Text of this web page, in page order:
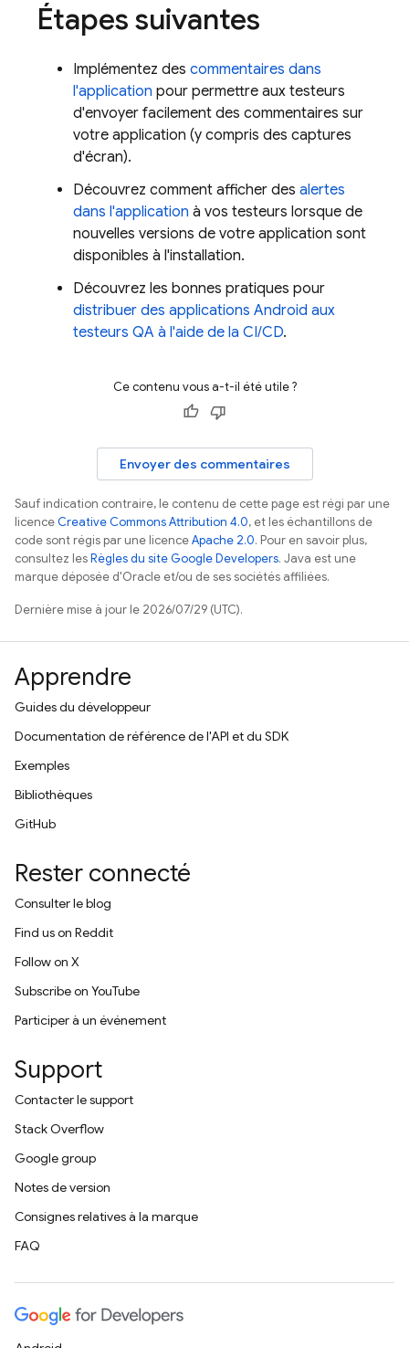
Étapes suivantes
Implémentez des commentaires dans
l'application pour permettre aux testeurs
d'envoyer facilement des commentaires sur
votre application (y compris des captures
d'écran).
Découvrez comment afficher des alertes
dans l'application à vos testeurs lorsque de
nouvelles versions de votre application sont
disponibles à l'installation.
Découvrez les bonnes pratiques pour
distribuer des applications Android aux
testeurs QA à l'aide de la CI/CD.
Ce contenu vous a-t-il été utile ?
Envoyer des commentaires
Sauf indication contraire, le contenu de cette page est régi par une
licenceCreative Commons Attribution 4.0, et les échantillons de
code sont régis par une licenceApache 2.0. Pour en savoir plus,
consultez lesRègles du site Google Developers. Java est une
marque déposée d'Oracle et/ou de ses sociétés affiliées.
Dernière mise à jour le 2026/07/29 (UTC).
Apprendre
Guides du développeur
Documentation de référence de l'API et du SDK
Exemples
Bibliothèques
GitHub
Rester connecté
Consulter le blog
Find us on Reddit
Follow on X
Subscribe on YouTube
Participer à un événement
Support
Contacter le support
Stack Overflow
Google group
Notes de version
Consignes relatives à la marque
FAQ